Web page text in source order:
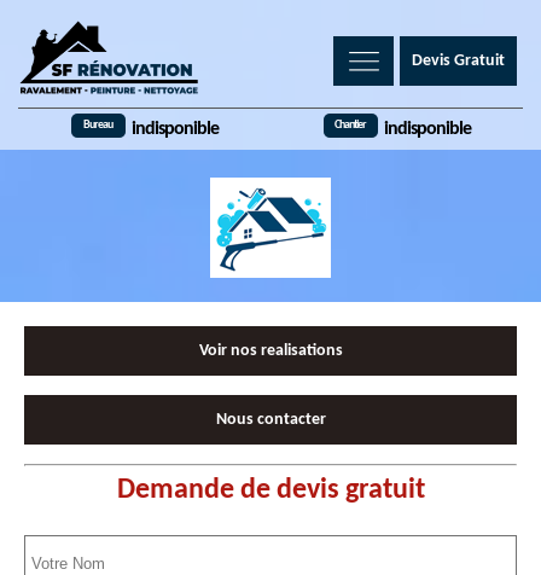
Devis Gratuit
Bureau indisponible Chantier indisponible
Voir nos realisations
Nous contacter
Demande de devis gratuit